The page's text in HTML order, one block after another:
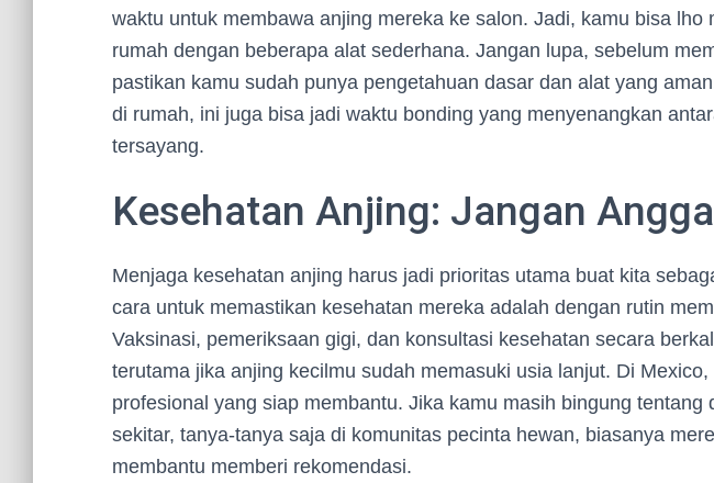
waktu untuk membawa anjing mereka ke salon. Jadi, kamu bisa lho
rumah dengan beberapa alat sederhana. Jangan lupa, sebelum
pastikan kamu sudah punya pengetahuan dasar dan alat yang
di rumah, ini juga bisa jadi waktu bonding yang menyenangkan
tersayang.
Kesehatan Anjing: Jangan
Menjaga kesehatan anjing harus jadi prioritas utama buat kita
cara untuk memastikan kesehatan mereka adalah dengan rutin
Vaksinasi, pemeriksaan gigi, dan konsultasi kesehatan secara
terutama jika anjing kecilmu sudah memasuki usia lanjut. Di
profesional yang siap membantu. Jika kamu masih bingung tentang
sekitar, tanya-tanya saja di komunitas pecinta hewan, biasanya
membantu memberi rekomendasi.